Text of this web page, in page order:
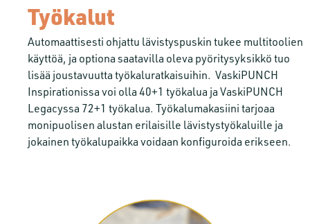
Työkalut
Automaattisesti ohjattu lävistyspuskin tukee multitoolien
käyttöä, ja optiona saatavilla oleva pyöritysyksikkö tuo
lisää joustavuutta työkaluratkaisuihin. VaskiPUNCH
Inspirationissa voi olla 40+1 työkalua ja VaskiPUNCH
Legacyssa 72+1 työkalua. Työkalumakasiini tarjoaa
monipuolisen alustan erilaisille lävistystyökaluille ja
jokainen työkalupaikka voidaan konfiguroida erikseen.